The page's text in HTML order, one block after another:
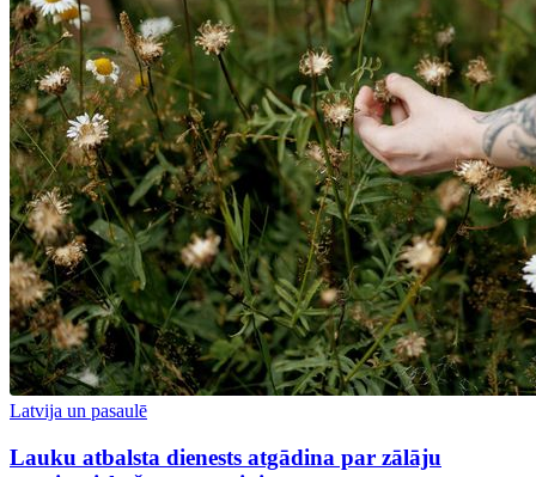
Latvija un pasaulē
Lauku atbalsta dienests atgādina par zālāju